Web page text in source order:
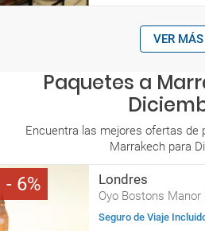
VER MÁS
Paquetes a
Encuentra las mejores ofertas de
Marrakech para
6 Londres
Oyo Bostons Manor
Seguro de Viaje